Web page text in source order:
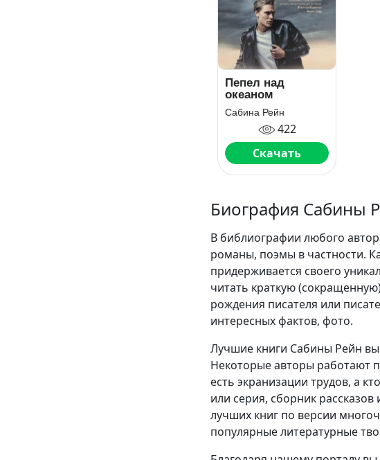
Пепел над
океаном
Сабина Рейн
422
Скачать
Биография Сабины
В библиографии любого
романы, поэмы в частности.
придерживается своего
читать краткую
рождения писателя или
интересных фактов, фото.
Лучшие книги Сабины Рейн
Некоторые авторы работают
есть экранизации трудов, а
или серия, сборник
лучших книг по версии
популярные литературные